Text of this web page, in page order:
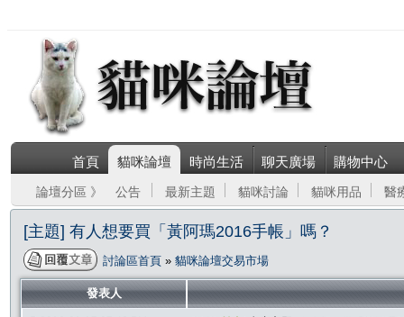
首頁 貓咪論壇 時尚生活 聊天廣場 購物中心
論壇分區 》 公告 最新主題 貓咪討論 貓咪用品 醫
[主題] 有人想要買「黃阿瑪2016手帳」嗎？
討論區首頁 » 貓咪論壇交易市場
發表人